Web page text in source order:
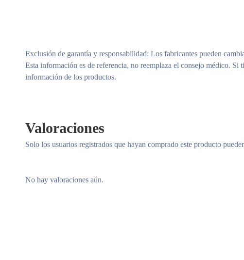
Exclusión de garantía y responsabilidad: Los fabricantes pueden
Esta información es de referencia, no reemplaza el consejo médico. Si
información de los productos.
Valoraciones
No hay valoraciones aún.
Solo los usuarios registrados que hayan comprado este producto